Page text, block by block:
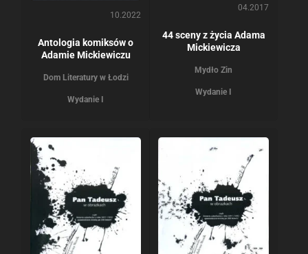
10.2022
Antologia komiksów o
Adamie Mickiewiczu
Dom Literatury w Łodzi
Wydanie I
04.2017
44 sceny z życia Adama
Mickiewicza
Mydło Zin
Wydanie I